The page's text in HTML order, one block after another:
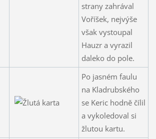
strany zahrával
Voříšek, nejvýše
však vystoupal
Hauzr a vyrazil
daleko do pole.
Po jasném faulu
na Kladrubského
se Keric hodně čílil
a vykoledoval si
žlutou kartu.